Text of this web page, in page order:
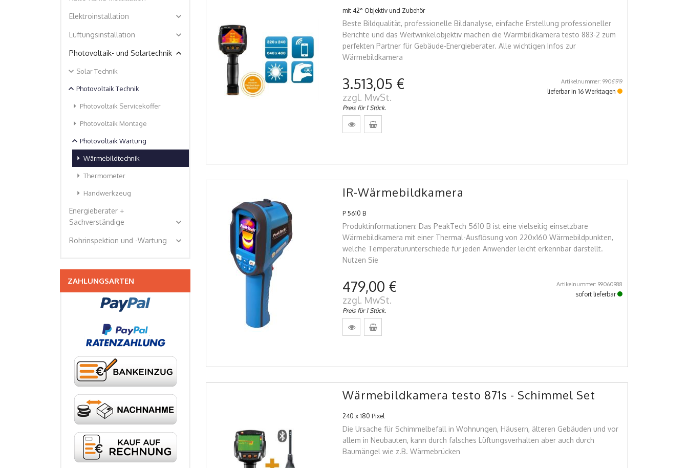
Elektroinstallation expand_more
Lüftungsinstallation expand_more
Photovoltaik- und Solartechnik expand_less
Solar Technik
expand_more
Photovoltaik Technik
expand_less
Photovoltaik Servicekoffer
arrow_right
Photovoltaik Montage
arrow_right
Photovoltaik Wartung
expand_less
Wärmebildtechnik
arrow_right
Thermometer
arrow_right
Handwerkzeug
arrow_right
Energieberater +
Sachverständige
expand_more
Rohrinspektion und -Wartung expand_more
ZAHLUNGSARTEN
mit 42° Objektiv und Zubehör
Beste Bildqualität, professionelle Bildanalyse, einfache Erstellung professioneller
Berichte und das Weitwinkelobjektiv machen die Wärmbildkamera testo 883-2 zum
perfekten Partner für Gebäude-Energieberater. Alle wichtigen Infos zur
Wärmebildkamera
3.513,05 €
zzgl. MwSt.
Preis für 1 Stück.
Artikelnummer: 99061919
lieferbar in 16 Werktagen
IR-Wärmebildkamera
P 5610 B
Produktinformationen: Das PeakTech 5610 B ist eine vielseitig einsetzbare
Wärmebildkamera mit einer Thermal-Ausflösung von 220x160 Wärmebildpunkten,
welche Temperaturunterschiede für jeden Anwender leicht erkennbar darstellt.
Nutzen Sie
479,00 €
zzgl. MwSt.
Preis für 1 Stück.
Artikelnummer: 99060988
sofort lieferbar
Wärmebildkamera testo 871s - Schimmel Set
240 x 180 Pixel
Die Ursache für Schimmelbefall in Wohnungen, Häusern, älteren Gebäuden und vor
allem in Neubauten, kann durch falsches Lüftungsverhalten aber auch durch
Baumängel wie z.B. Wärmebrücken